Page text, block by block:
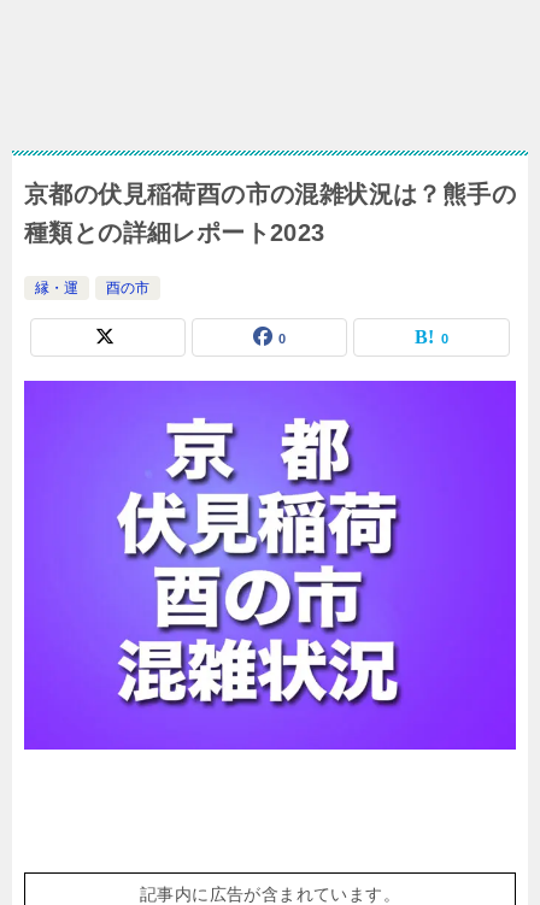
京都の伏見稲荷酉の市の混雑状況は？熊手の
種類との詳細レポート2023
縁・運 酉の市
0 0
記事内に広告が含まれています。